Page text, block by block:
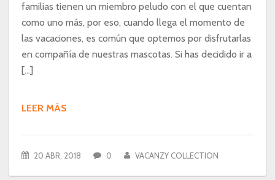
familias tienen un miembro peludo con el que cuentan
como uno más, por eso, cuando llega el momento de
las vacaciones, es común que optemos por disfrutarlas
en compañía de nuestras mascotas. Si has decidido ir a
[…]
LEER MÁS
20 ABR, 2018 0 VACANZY COLLECTION